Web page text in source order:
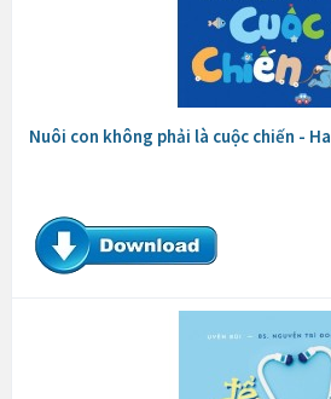
Nuôi con không phải là cuộc chiến -